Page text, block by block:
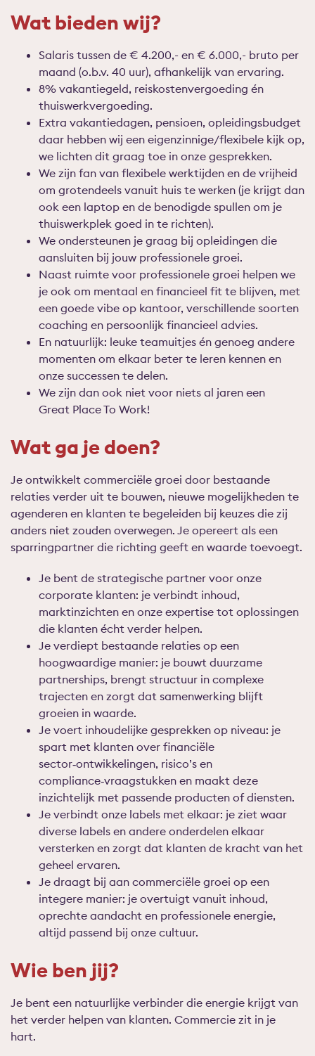
Wat bieden wij?
Salaris tussen de € 4.200,- en € 6.000,- bruto per
maand (o.b.v. 40 uur), afhankelijk van ervaring.
8% vakantiegeld, reiskostenvergoeding én
thuiswerkvergoeding.
Extra vakantiedagen, pensioen, opleidingsbudget
daar hebben wij een eigenzinnige/flexibele kijk op,
we lichten dit graag toe in onze gesprekken.
We zijn fan van flexibele werktijden en de vrijheid
om grotendeels vanuit huis te werken (je krijgt dan
ook een laptop en de benodigde spullen om je
thuiswerkplek goed in te richten).
We ondersteunen je graag bij opleidingen die
aansluiten bij jouw professionele groei.
Naast ruimte voor professionele groei helpen we
je ook om mentaal en financieel fit te blijven, met
een goede vibe op kantoor, verschillende soorten
coaching en persoonlijk financieel advies.
En natuurlijk: leuke teamuitjes én genoeg andere
momenten om elkaar beter te leren kennen en
onze successen te delen.
We zijn dan ook niet voor niets al jaren een
Great PlaceTo Work!
Wat ga je doen?
Je ontwikkelt commerciële groei door bestaande
relaties verder uit te bouwen, nieuwe mogelijkheden te
agenderen en klanten te begeleiden bij keuzes die zij
anders niet zouden overwegen. Je opereert als een
sparringpartner die richting geeft en waarde toevoegt.
Je bent de strategische partner voor onze
corporate klanten: je verbindt inhoud,
marktinzichten en onze expertise tot oplossingen
die klanten écht verder helpen.
Je verdiept bestaande relaties op een
hoogwaardige manier: je bouwt duurzame
partnerships, brengt structuur in complexe
trajecten en zorgt dat samenwerking blijft
groeien in waarde.
Je voert inhoudelijke gesprekken op niveau: je
spart met klanten over financiële
sector‑ontwikkelingen, risico’s en
compliance‑vraagstukken en maakt deze
inzichtelijk met passende producten of diensten.
Je verbindt onze labels met elkaar: je ziet waar
diverse labels en andere onderdelen elkaar
versterken en zorgt dat klanten de kracht van het
geheel ervaren.
Je draagt bij aan commerciële groei op een
integere manier: je overtuigt vanuit inhoud,
oprechte aandacht en professionele energie,
altijd passend bij onze cultuur.
Wie ben jij?
Je bent een natuurlijke verbinder die energie krijgt van
het verder helpen van klanten. Commercie zit in je
hart.